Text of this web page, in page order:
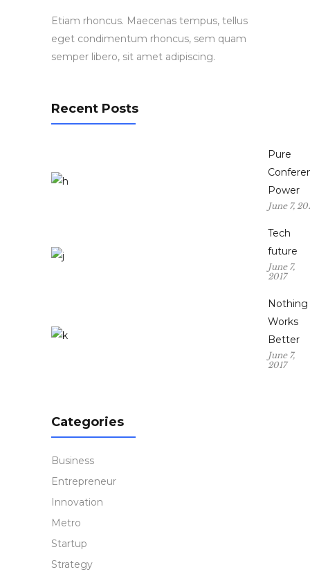
Etiam rhoncus. Maecenas tempus, tellus
eget condimentum rhoncus, sem quam
semper libero, sit amet adipiscing.
Recent Posts
Pure
Power
June 7,
Tech
future
June 7,
2017
Nothing
Works
Better
June 7,
2017
Categories
Business
Entrepreneur
Innovation
Metro
Startup
Strategy